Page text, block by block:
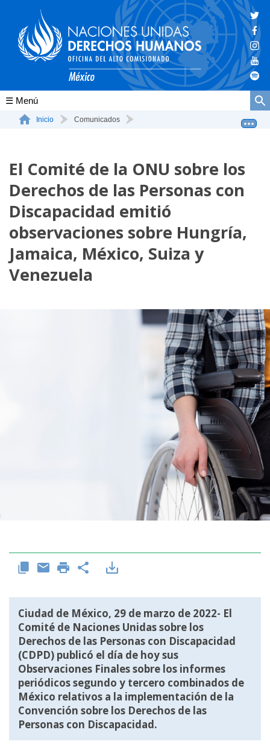
Conócenos
La ONU-DH en México
Vacantes ONU-DH México
ONU-DH en el tiempo
Inicio Comunicados
El Comité de la ONU sobre los
Derechos de las Personas con
Discapacidad emitió
observaciones sobre Hungría,
Jamaica, México, Suiza y
Venezuela
Ciudad de México, 29 de marzo de 2022- El
Comité de Naciones Unidas sobre los
Derechos de las Personas con Discapacidad
(CDPD) publicó el día de hoy sus
Observaciones Finales sobre los informes
periódicos segundo y tercero combinados de
México relativos a la implementación de la
Convención sobre los Derechos de las
Personas con Discapacidad.